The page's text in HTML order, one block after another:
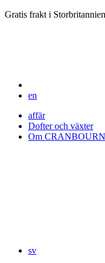
Gratis frakt i
en
affär
Dofter och växter
Om CRANBOURN
sv